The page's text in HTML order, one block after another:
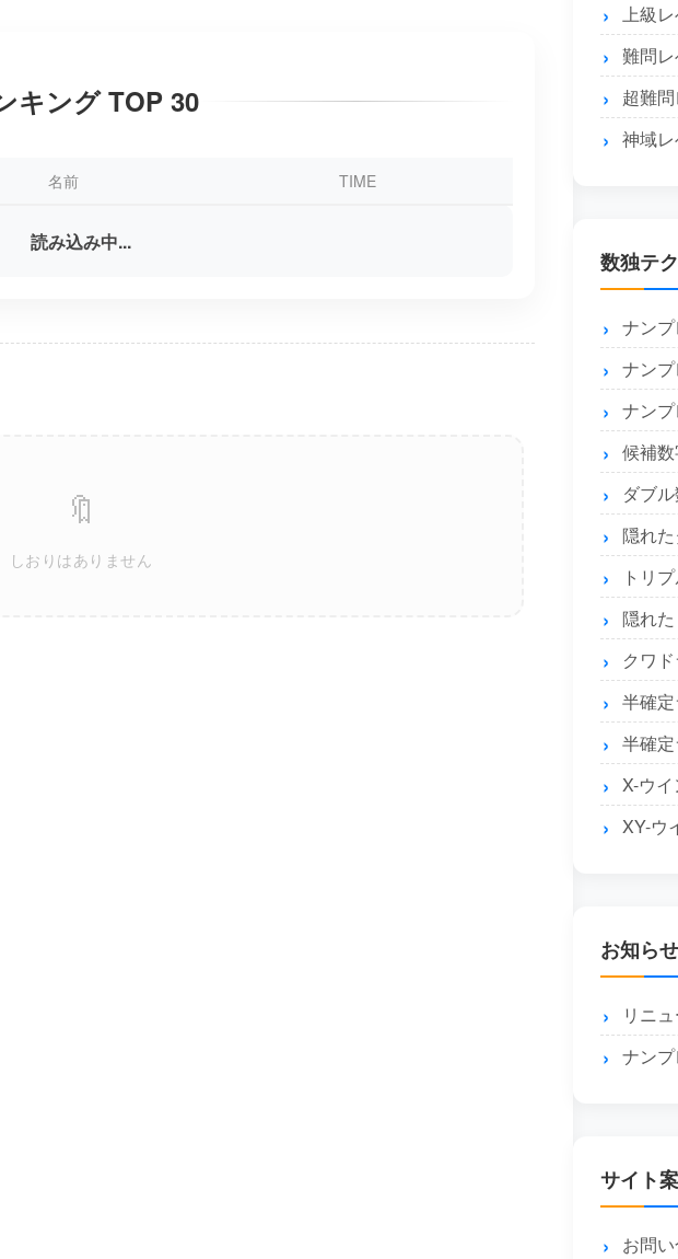
キング TOP 30
名前 TIME
読み込み中...
🔖
しおりはありません
上級
難問
超難
神域
数独テ
ナンプ
ナン
ナン
候補数字が1つ
ダブ
隠れた
トリ
隠れたト
クワ
半確
半確定
X-ウ
XY-ウ
お知らせ
リニュー
ナン
サイト
お問